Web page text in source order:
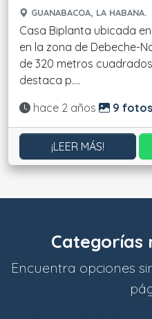
GUANABACOA, LA HABANA.
Casa Biplanta ubicada
en la zona de Debeche-
de 320 metros
destaca p....
Actualizado:
hace 2 años 9 fotos
¡LEER MÁS!
Categorías
Encuentra opciones